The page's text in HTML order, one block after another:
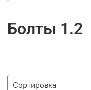
Болты 1.2